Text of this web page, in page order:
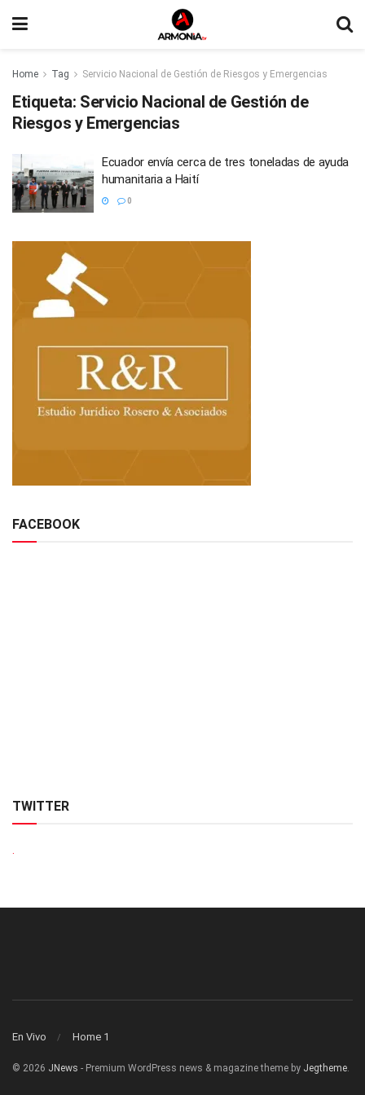
Home Tag Servicio Nacional de Gestión de Riesgos y Emergencias
Etiqueta: Servicio Nacional de Gestión de
Riesgos y Emergencias
Ecuador envía cerca de tres toneladas de ayuda
humanitaria a Haití
0
FACEBOOK
TWITTER
En Vivo Home 1
© 2026 JNews - Premium WordPress news & magazine theme by Jegtheme.